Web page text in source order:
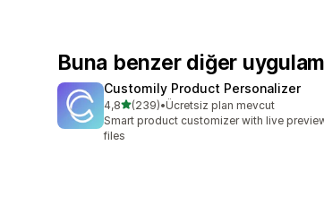
Buna benzer diğer
Customily Product Personalizer
4,85 yıldız üzerinden
(239)
toplam 239 değerlendirme
•Ücretsiz plan mevcut
Smart product customizer with live
files